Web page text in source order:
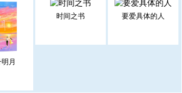
月
时间之书 要爱具体的人